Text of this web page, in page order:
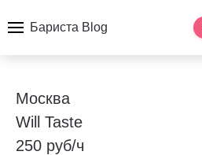
Бариста Blog
Москва
Will Taste
250 руб/ч